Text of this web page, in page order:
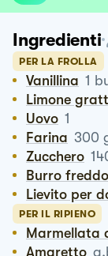
Ingredienti
PER LA FROLLA
Vanillina 1
Limone
Uovo 1
Farina 300
Zucchero
Burro freddo
Lievito per
PER IL RIPIENO
Amaretto